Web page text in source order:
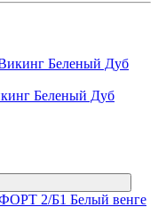
Беленый Дуб